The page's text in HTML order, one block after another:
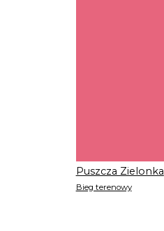
Puszcza Zielonka
Bieg terenowy